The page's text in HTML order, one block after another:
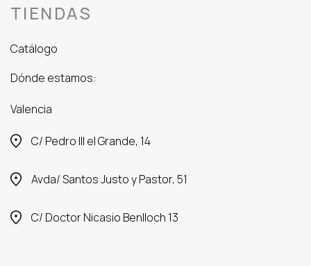
TIENDAS
Catálogo
Dónde estamos:
Valencia
C/ Pedro III el Grande, 14
Avda/ Santos Justo y Pastor, 51
C/ Doctor Nicasio Benlloch 13